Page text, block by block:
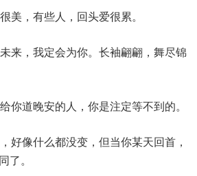
美，有些人，回头爱很累。
来，我定会为你。长袖翩翩，舞尽锦
你道晚安的人，你是注定等不到的。
好像什么都没变，但当你某天回首，
了。